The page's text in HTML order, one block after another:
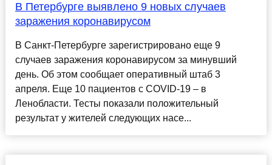
В Петербурге выявлено 9 новых случаев
заражения коронавирусом
В Санкт-Петербурге зарегистрировано еще 9
случаев заражения коронавирусом за минувший
день. Об этом сообщает оперативный штаб 3
апреля. Еще 10 пациентов с COVID-19 – в
Ленобласти. Тесты показали положительный
результат у жителей следующих насе...